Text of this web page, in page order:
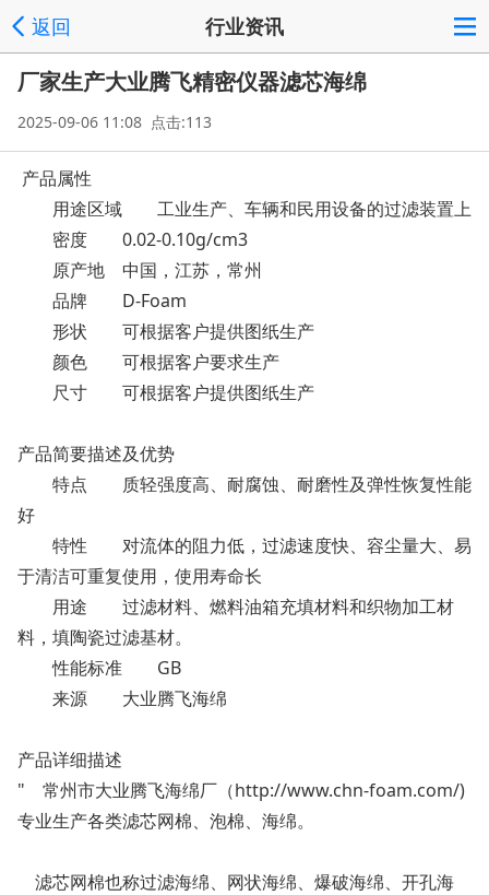
返回 行业资讯
厂家生产大业腾飞精密仪器滤芯海绵
2025-09-06 11:08 点击:113
产品属性
用途区域
工业生产、车辆和民用设备的过滤装置上
密度
0.02-0.10g/cm3
原产地
中国，江苏，常州
品牌
D-Foam
形状
可根据客户提供图纸生产
颜色
可根据客户要求生产
尺寸
可根据客户提供图纸生产
产品简要描述及优势
特点
质轻强度高、耐腐蚀、耐磨性及弹性恢复性能
好
特性
对流体的阻力低，过滤速度快、容尘量大、易
于清洁可重复使用，使用寿命长
用途
过滤材料、燃料油箱充填材料和织物加工材
料，填陶瓷过滤基材。
性能标准
GB
来源
大业腾飞海绵
产品详细描述
" 常州市大业腾飞海绵厂（http://www.chn-foam.com/)
专业生产各类滤芯网棉、泡棉、海绵。
滤芯网棉也称过滤海绵、网状海绵、爆破海绵、开孔海